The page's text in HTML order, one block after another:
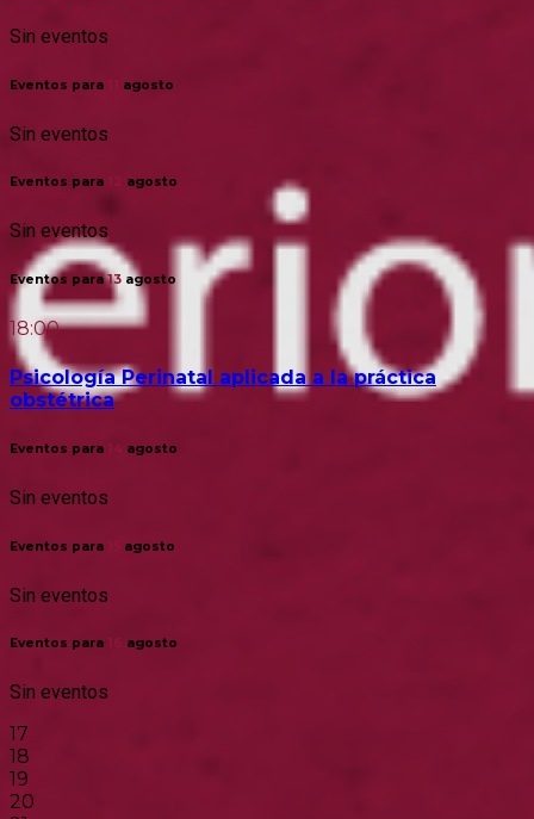
Sin eventos
Eventos para agosto
Sin eventos
Eventos para agosto
Sin eventos
Eventos para13 agosto
18:00
Psicología Perinatal aplicada a la práctica
obstétrica
Eventos para 14 agosto
Sin eventos
Eventos para agosto
Sin eventos
Eventos para agosto
Sin eventos
17
18
19
20